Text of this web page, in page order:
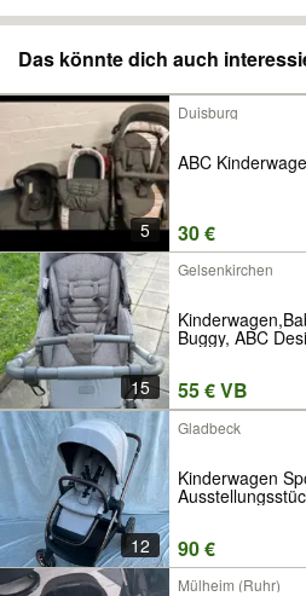
Das könnte dich auch
5
Duisburg
ABC
30 €
15
Gelsenkirchen
Buggy, ABC
55 € VB
12
Gladbeck
Kinderwagen
90 €
Mülheim (Ruhr)